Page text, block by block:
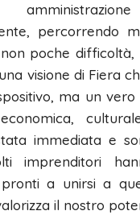
percorrendo
poche difficoltà,
visione di Fiera
ma un
immediata e
imprenditori
a unirsi a
il nostro